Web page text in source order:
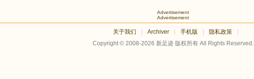
Advertisement
Advertisement
关于我们 Archiver 手机版 隐私政策
Copyright © 2008-2026 新足迹 版权所有 All Rights Reserved.